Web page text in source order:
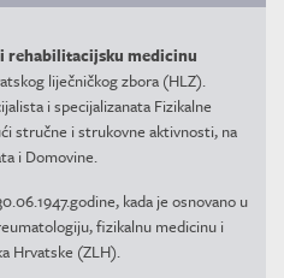
rehabilitacijsku medicinu
liječničkog zbora (HLZ).
i specijalizanata Fizikalne
stručne i strukovne aktivnosti, na
i Domovine.
kada je osnovano u
fizikalnu medicinu i
Hrvatske (ZLH).